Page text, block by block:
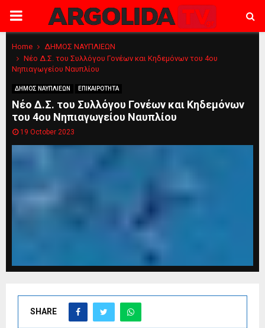
PRIMARY
MENU
Home
ΔΗΜΟΣ ΝΑΥΠΛΙΕΩΝ
Νέο Δ.Σ. του Συλλόγου Γονέων και Κηδεμόνων του 4ου
Νηπιαγωγείου Ναυπλίου
ΔΗΜΟΣ ΝΑΥΠΛΙΕΩΝ ΕΠΙΚΑΙΡΟΤΗΤΑ
Νέο Δ.Σ. του Συλλόγου Γονέων και Κηδεμόνων
του 4ου Νηπιαγωγείου Ναυπλίου
19 October 2023
SHARE